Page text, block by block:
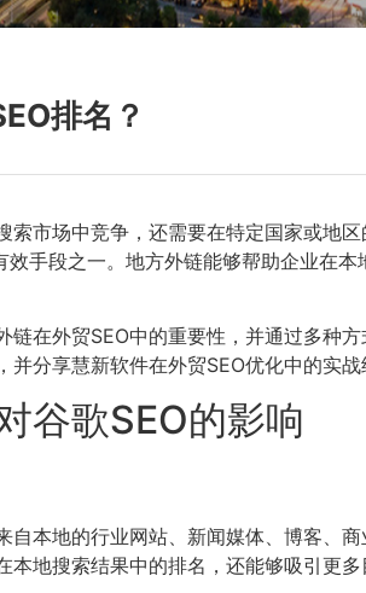
排名？
市场中竞争，还需要在特定国家或地
手段之一。地方外链能够帮助企业在
在外贸SEO中的重要性，并通过多种
分享慧新软件在外贸SEO优化中的实战
谷歌SEO的影响
本地的行业网站、新闻媒体、博客、
地搜索结果中的排名，还能够吸引更